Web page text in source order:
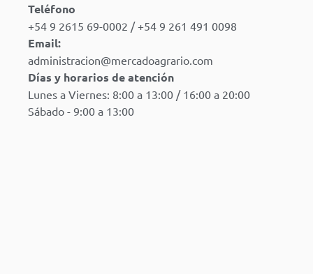
Teléfono
+54 9 2615 69-0002 / +54 9 261 491 0098
Email:
administracion@mercadoagrario.com
Días y horarios de atención
Lunes a Viernes: 8:00 a 13:00 / 16:00 a 20:00
Sábado - 9:00 a 13:00